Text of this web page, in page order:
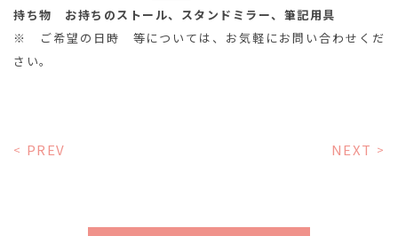
持ち物 お持ちのストール、スタンドミラー、筆記用具
※ ご希望の日時 等については、お気軽にお問い合わせくだ
さい。
< PREV NEXT >